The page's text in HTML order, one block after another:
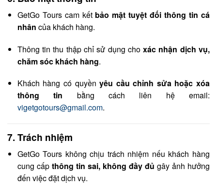
GetGo Tours cam kết bảo mật tuyệt đối thông tin cá
nhân của khách hàng.
Thông tin thu thập chỉ sử dụng choxác nhận dịch vụ,
chăm sóc khách hàng.
Khách hàng có quyềnyêu cầu chỉnh sửa hoặc xóa
thông tin bằng cách liên hệ email:
vigetgotours@gmail.com.
7. Trách nhiệm
GetGo Tours không chịu trách nhiệm nếu khách hàng
cung cấp thông tin sai, không đầy đủ gây ảnh hưởng
đến việc đặt dịch vụ.